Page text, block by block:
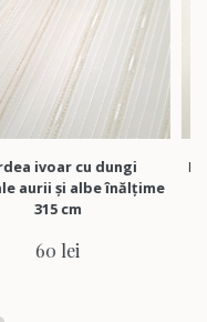
dungi
înălțime
Perdea